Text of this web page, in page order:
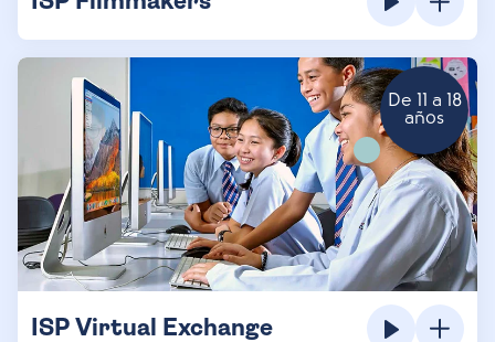
De 11 a 18
años
ISP Virtual Exchange